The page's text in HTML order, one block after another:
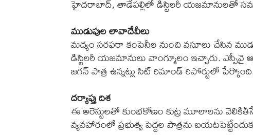
హైదరాబాద్‌, తాడేపల్లిలో డిస్టిలరీ యజమానులతో
ముడుపుల లావాదేవీలు
మద్యం సరఫరా కంపెనీల నుంచి వసూలు చేసిన
డిస్టిలరీ యజమానులు వాంగ్మూలం ఇచ్చారు. ఎస్పీవై
జగన్‌ పాత్ర ఉన్నట్లు సిట్‌ రిమాండ్‌ రిపోర్టులో
దర్యాప్తు దిశ
ఈ అరెస్టులతో కుంభకోణం కుట్ర మూలాలను
వ్యవహారంలో ప్రభుత్వ పెద్దల పాత్రను